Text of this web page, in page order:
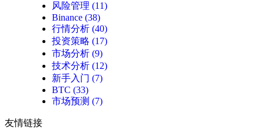
风险管理 (11)
Binance (38)
行情分析 (40)
投资策略 (17)
市场分析 (9)
技术分析 (12)
新手入门 (7)
BTC (33)
市场预测 (7)
友情链接